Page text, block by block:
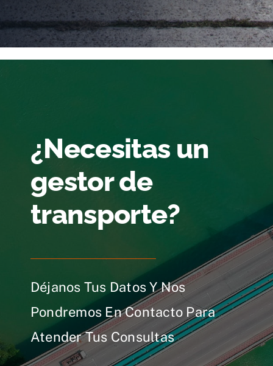
¿Necesitas un
gestor de
transporte?
Déjanos Tus Datos Y Nos
Pondremos En Contacto Para
Atender Tus Consultas